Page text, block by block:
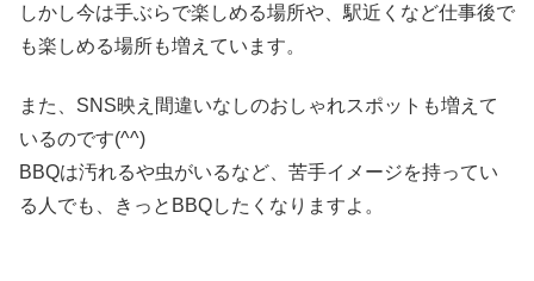
しかし今は手ぶらで楽しめる場所や、駅近くなど仕事後で
も楽しめる場所も増えています。
また、SNS映え間違いなしのおしゃれスポットも増えて
いるのです(^^)
BBQは汚れるや虫がいるなど、苦手イメージを持ってい
る人でも、きっとBBQしたくなりますよ。